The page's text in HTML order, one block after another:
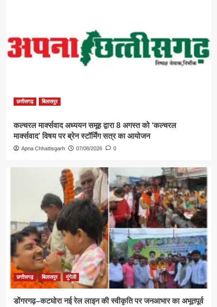
छत्तीसगढ़ बिलासपुर
कल्चरल मार्क्सवाद अध्ययन समूह द्वारा 8 अगस्त को ‘कल्चरल
मार्क्सवाद’ विषय पर ब्रेन स्टॉर्मिंग सत्र का आयोजन
Apna Chhattisgarh 07/08/2026 0
छत्तीसगढ़ बिलासपुर मुंगेली
डोंगरगढ़–कटघोरा नई रेल लाइन की स्वीकृति पर जनआभार का अभूतपूर्व